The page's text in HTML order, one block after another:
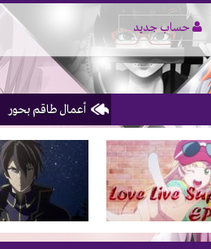
حساب جديد
أعمال طاقم بحور